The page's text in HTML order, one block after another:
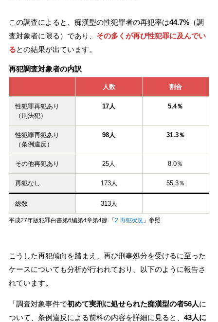
この調査によると、痴漢型の性犯罪者の再犯率は44.7%（調
査対象者に限る）であり、 その多くが再び性犯罪に及んでい
るとの結果が出ています。
再犯調査対象者の内訳
人数 割合
性犯罪再犯あり
（刑法犯）
17人 5.4％
性犯罪再犯あり
（条例違反）
98人 31.3％
その他再犯あり 25人 8.0％
再犯なし 173人 55.3％
総数 313人
平成27年版犯罪白書第6編第4章第4節 「2 再犯状況 」参照
こうした再犯傾向を踏まえ、再び刑事処分を受けるに至った
ケースについても分析が行われており、以下のように報告さ
れています。
「調査対象事件で初めて実刑に処せられた痴漢型の者56人に
ついて、条例違反による前科の内容を詳細に見ると、 43人に